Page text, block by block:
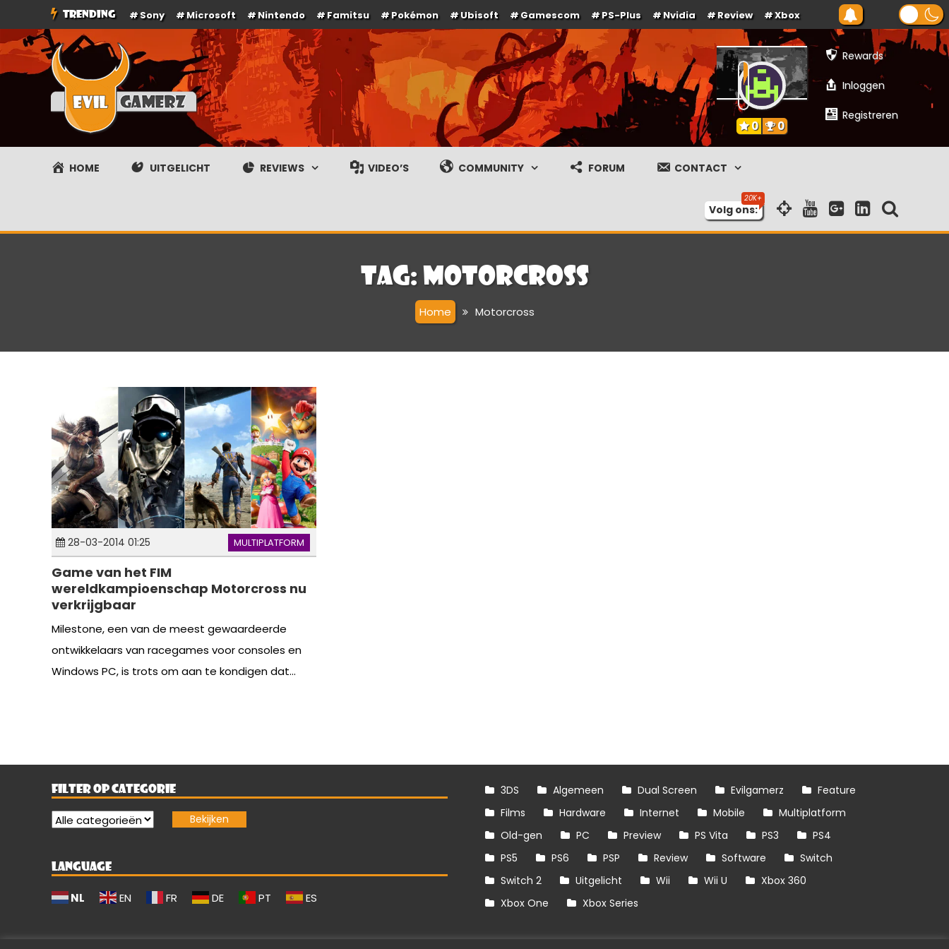
naar
de
TRENDING Sony Microsoft Nintendo Famitsu Pokémon Ubisoft Gamescom PS-Plus Nvidia Review Xbox
Evilgamerz
Het meest interessante game nieuws, reviews, coverage en gameplay streams
Rewards
Inloggen
Registreren
0 0
HOME UITGELICHT REVIEWS VIDEO’S COMMUNITY FORUM CONTACT
Volg ons:
Tag: Motorcross
Home Motorcross
28-03-2014 01:25 MULTIPLATFORM
Game van het FIM
wereldkampioenschap Motorcross nu
verkrijgbaar
Milestone, een van de meest gewaardeerde
ontwikkelaars van racegames voor consoles en
Windows PC, is trots om aan te kondigen dat...
FILTER OP CATEGORIE
LANGUAGE
NL EN FR DE PT ES
3DS Algemeen Dual Screen Evilgamerz
Feature
Films
Hardware Internet Mobile
Multiplatform
Old-gen
PC Preview PS Vita PS3
PS4
PS5
PS6 PSP Review Software
Switch
Switch 2
Uitgelicht Wii Wii U
Xbox 360
Xbox One
Xbox Series